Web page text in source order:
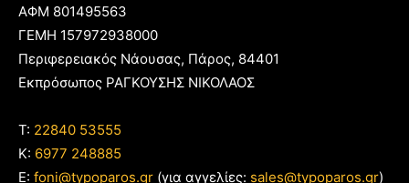
ΑΦΜ 801495563
ΓΕΜΗ 157972938000
Περιφερειακός Νάουσας, Πάρος, 84401
Εκπρόσωπος ΡΑΓΚΟΥΣΗΣ ΝΙΚΟΛΑΟΣ
T: 22840 53555
Κ: 6977 248885
E: foni@typoparos.gr (για αγγελίες: sales@typoparos.gr)